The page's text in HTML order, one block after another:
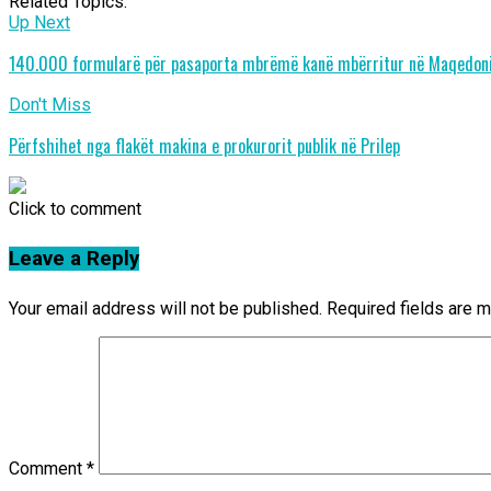
Up Next
140.000 formularë për pasaporta mbrëmë kanë mbërritur në Maqedoni
Don't Miss
Përfshihet nga flakët makina e prokurorit publik në Prilep
Click to comment
Leave a Reply
Your email address will not be published. Required fields are
Comment *